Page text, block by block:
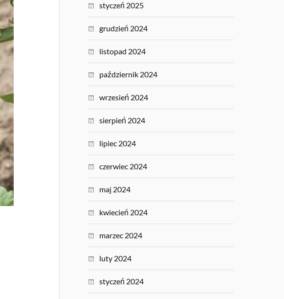
styczeń 2025
grudzień 2024
listopad 2024
październik 2024
wrzesień 2024
sierpień 2024
lipiec 2024
czerwiec 2024
maj 2024
kwiecień 2024
marzec 2024
luty 2024
styczeń 2024